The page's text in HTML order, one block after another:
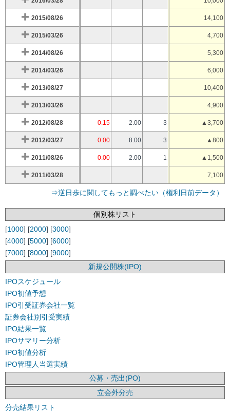
2015/08/26 14,100
2015/03/26 4,700
2014/08/26 5,300
2014/03/26 6,000
2013/08/27 10,400
2013/03/26 4,900
2012/08/28 0.15 2.00 3 ▲3,700
2012/03/27 0.00 8.00 3 ▲800
2011/08/26 0.00 2.00 1 ▲1,500
2011/03/28 7,100
⇒逆日歩に関してもっと調べたい（権利日前データ）
個別株リスト
[1000] [2000] [3000]
[4000] [5000] [6000]
[7000] [8000] [9000]
新規公開株(IPO)
IPOスケジュール
IPO初値予想
IPO引受証券会社一覧
証券会社別引受実績
IPO結果一覧
IPOサマリー分析
IPO初値分析
IPO管理人当選実績
公募・売出(PO)
立会外分売
分売結果リスト